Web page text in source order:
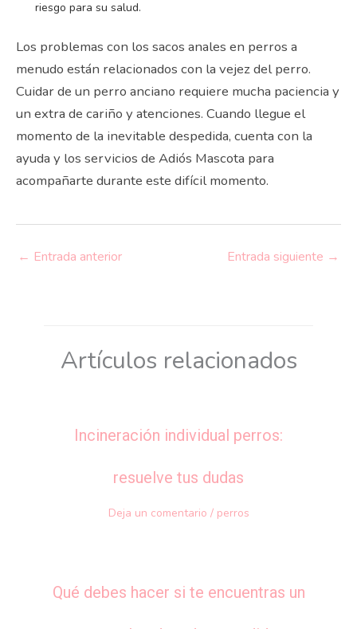
riesgo para su salud.
Los problemas con los sacos anales en perros a
menudo están relacionados con la vejez del perro.
Cuidar de un perro anciano requiere mucha paciencia y
un extra de cariño y atenciones. Cuando llegue el
momento de la inevitable despedida, cuenta con la
ayuda y los servicios de Adiós Mascota para
acompañarte durante este difícil momento.
← Entrada anterior Entrada siguiente →
Artículos relacionados
Incineración individual perros:
resuelve tus dudas
Deja un comentario / perros
Qué debes hacer si te encuentras un